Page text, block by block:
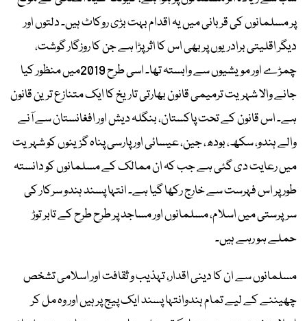
پر مسلمانوں کی قربانی میں یہ اقدام بہت بڑی روکاٹ ہیں۔ دلتوں اور
دیگر اقلیتی برادریوں پر بھی اس کا اثر پڑا ہے جن کا روزگار گوشت،
چمڑے اور مویشیوں سے وابستہ تھا۔ اسی طرح 2019میں منظور کیا
جانے والا شہریت ترمیمی قانون بھارتی تاریخ کا ایک متنازع ترین قانون
ہے۔ اس قانون کے تحت پاکستان، بنگلہ دیش اور افغانستان سے آنے
والے ہندو، سکھ، بودھ، جین، عیسائی اور پارسی پناہ گزینوں کو شہریت
میں رعایت دی گئی ہے جب کہ ان ممالک کے مسلمانوں کو دانستہ
طور پر اس فہرست سے خارج رکھا گیا ہے۔ انتہا پسند ہندو سرکار کی
سرپرستی میں اسلام، مسلمانوں اور مساجد پر طرح طرح کے تابر توڑ
حملے ہو رہے ہیں۔
مسلمانوں سے ان کا دینی اقدار، تہذیب و ثقافت اور اسلامی تشخص
چھیننے کے لیے تمام ہندوانتہا پسند ایک پیج پر ہیں اور وہ مل کر